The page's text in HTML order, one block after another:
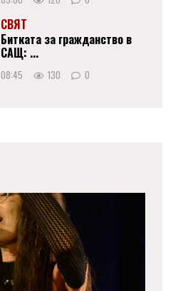
СВЯТ
Битката за гражданство в
САЩ: ...
08:45 130 0